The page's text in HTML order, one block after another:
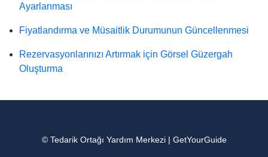
Ayarlanması
Fiyatlandırma ve Müsaitlik Durumunun Güncellenmesi
Rezervasyonlarınızı Artırmak için Görsel Güzergah
Oluşturma
© Tedarik Ortağı Yardım Merkezi | GetYourGuide